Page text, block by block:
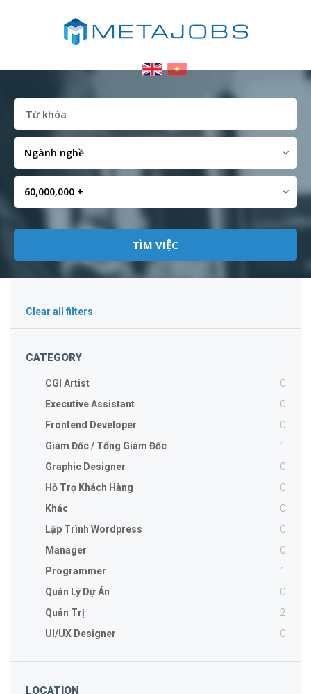
Clear all filters
CATEGORY
CGI Artist 0
Executive Assistant 0
Frontend Developer 0
Giám Đốc / Tổng Giám Đốc 1
Graphic Designer 0
Hỗ Trợ Khách Hàng 0
Khác 0
Lập Trình Wordpress 0
Manager 0
Programmer 1
Quản Lý Dự Án 0
Quản Trị 2
UI/UX Designer 0
LOCATION